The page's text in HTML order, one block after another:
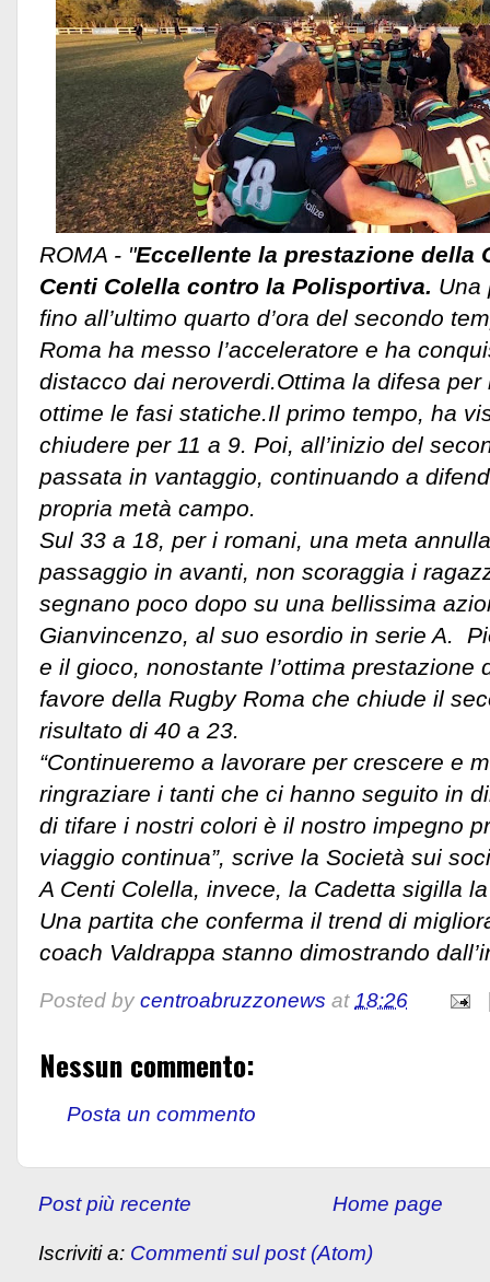
ROMA - "Eccellente la prestazione della
Centi Colella contro la Polisportiva. Una
fino all’ultimo quarto d’ora del secondo
Roma ha messo l’acceleratore e ha
distacco dai neroverdi.Ottima la difesa
ottime le fasi statiche. Il primo tempo, ha
chiudere per 11 a 9. Poi, all’inizio del
passata in vantaggio, continuando a
propria metà campo.
Sul 33 a 18, per i romani, una meta
passaggio in avanti, non scoraggia i
segnano poco dopo su una bellissima
Gianvincenzo, al suo esordio in serie A.
e il gioco, nonostante l’ottima prestazione
favore della Rugby Roma che chiude il
risultato di 40 a 23.
“Continueremo a lavorare per crescere e
ringraziare i tanti che ci hanno seguito in
di tifare i nostri colori è il nostro impegno
viaggio continua”, scrive la Società sui
A Centi Colella, invece, la Cadetta sigilla
Una partita che conferma il trend di
coach Valdrappa stanno dimostrando
Posted by centroabruzzonews at18:26
Nessun commento:
Posta un commento
Post più recente Home page
Iscriviti a: Commenti sul post (Atom)